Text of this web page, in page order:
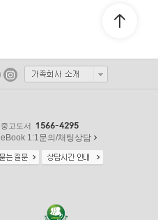
중고도서 1566-4295
eBook 1:1문의/채팅상담